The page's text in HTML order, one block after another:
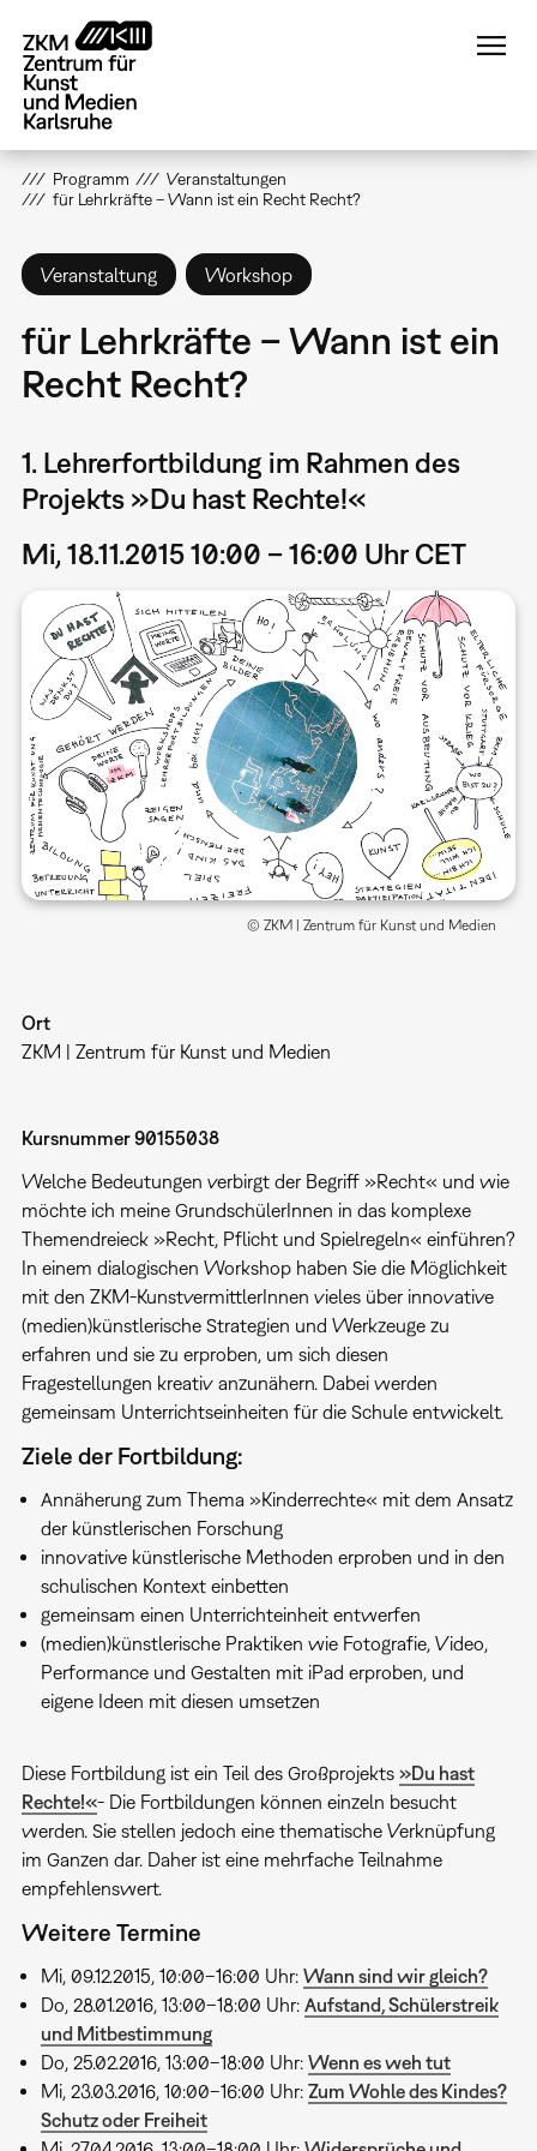
zum
Inhalt
Programm
Veranstaltungen
für Lehrkräfte – Wann ist ein Recht Recht?
Veranstaltung Workshop
für Lehrkräfte – Wann ist ein
Recht Recht?
1. Lehrerfortbildung im Rahmen des
Projekts »Du hast Rechte!«
Mi, 18.11.2015 10:00 – 16:00 Uhr CET
© ZKM | Zentrum für Kunst und Medien
Ort
ZKM | Zentrum für Kunst und Medien
Kursnummer 90155038
Welche Bedeutungen verbirgt der Begriff »Recht« und wie
möchte ich meine GrundschülerInnen in das komplexe
Themendreieck »Recht, Pflicht und Spielregeln« einführen?
In einem dialogischen Workshop haben Sie die Möglichkeit
mit den ZKM-KunstvermittlerInnen vieles über innovative
(medien)künstlerische Strategien und Werkzeuge zu
erfahren und sie zu erproben, um sich diesen
Fragestellungen kreativ anzunähern. Dabei werden
gemeinsam Unterrichtseinheiten für die Schule entwickelt.
Ziele der Fortbildung:
Annäherung zum Thema »Kinderrechte« mit dem Ansatz
der künstlerischen Forschung
innovative künstlerische Methoden erproben und in den
schulischen Kontext einbetten
gemeinsam einen Unterrichteinheit entwerfen
(medien)künstlerische Praktiken wie Fotografie, Video,
Performance und Gestalten mit iPad erproben, und
eigene Ideen mit diesen umsetzen
Diese Fortbildung ist ein Teil des Großprojekts »Du hast
Rechte!«- Die Fortbildungen können einzeln besucht
werden. Sie stellen jedoch eine thematische Verknüpfung
im Ganzen dar. Daher ist eine mehrfache Teilnahme
empfehlenswert.
Weitere Termine
Mi, 09.12.2015, 10:00–16:00 Uhr: Wann sind wir gleich?
Do, 28.01.2016, 13:00–18:00 Uhr: Aufstand, Schülerstreik
und Mitbestimmung
Do, 25.02.2016, 13:00–18:00 Uhr: Wenn es weh tut
Mi, 23.03.2016, 10:00–16:00 Uhr: Zum Wohle des Kindes?
Schutz oder Freiheit